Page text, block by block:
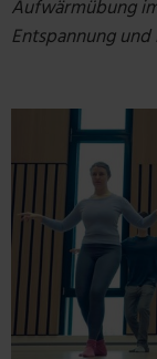
Aufwärmübung
Entspannung